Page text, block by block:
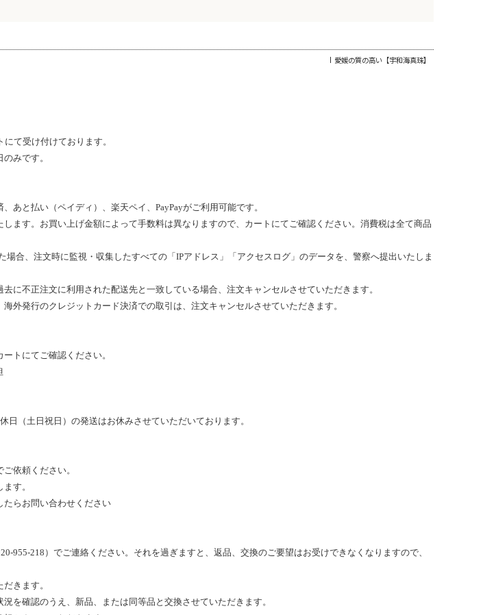
愛媛の質の高い【宇和海真珠】
て受け付けております。
のみです。
あと払い（ペイディ）、楽天ペイ、PayPayがご利用可能です。
ます。 お買い上げ金額によって手数料は異なりますので、カートにてご確認ください。消費税は全て商品
場合、注文時に監視・収集したすべての「 IPアドレス」「アクセスログ」のデータを、警察へ提出いたしま
に不正注文に利用された配送先と一致している場合、注文キャンセルさせていただきます。
外発行のクレジットカード決済での取引は、注文キャンセルさせていただきます。
ートにてご確認ください。
日（土日祝日）の発送はお休みさせていただいております。
依頼ください。
す。
たらお問い合わせ ください
955-218）でご連絡ください。それを過ぎますと、返品、交換のご要望はお受けできなくなりますので、
きます。
を確認のうえ 、新品、または同等品と交換させていただきます。